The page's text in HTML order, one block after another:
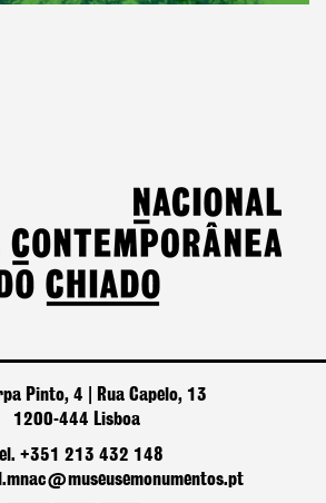
Pinto, 4 | Rua Capelo, 13
1200-444 Lisboa
Tel. +351 213 432 148